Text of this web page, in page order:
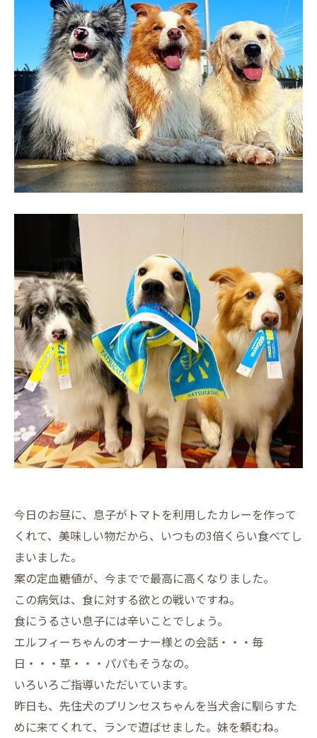
今日のお昼に、息子がトマトを利用したカレーを作って
くれて、美味しい物だから、いつもの3倍くらい食べてし
まいました。
案の定血糖値が、今までで最高に高くなりました。
この病気は、食に対する欲との戦いですね。
食にうるさい息子には辛いことでしょう。
エルフィーちゃんのオーナー様との会話・・・毎
日・・・草・・・パパもそうなの。
いろいろご指導いただいています。
昨日も、先住犬のプリンセスちゃんを当犬舎に馴らすた
めに来てくれて、ランで遊ばせました。妹を頼むね。